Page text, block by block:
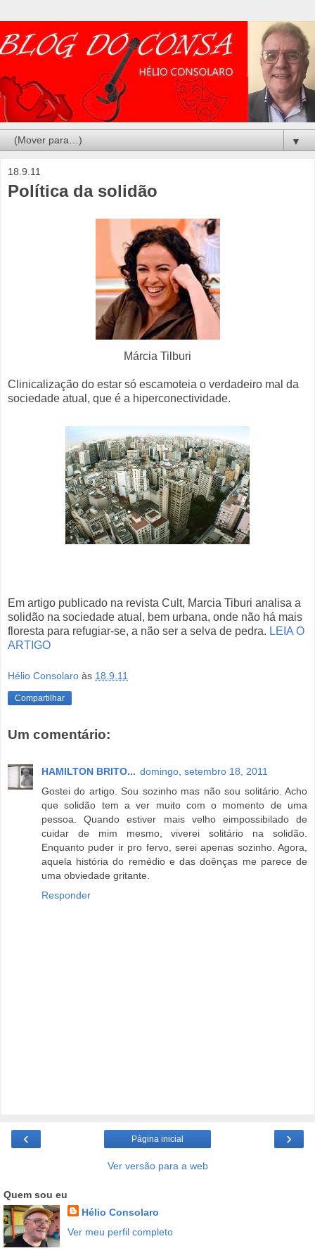
▼
18.9.11
Política da solidão
Márcia Tilburi
Clinicalização do estar só escamoteia o verdadeiro mal da
sociedade atual, que é a hiperconectividade.
Em artigo publicado na revista Cult, Marcia Tiburi analisa a
solidão na sociedade atual, bem urbana, onde não há mais
floresta para refugiar-se, a não ser a selva de pedra. LEIA O
ARTIGO
Hélio Consolaro às 18.9.11
Compartilhar
Um comentário:
HAMILTON BRITO... domingo, setembro 18, 2011
Gostei do artigo. Sou sozinho mas não sou solitário. Acho
que solidão tem a ver muito com o momento de uma
pessoa. Quando estiver mais velho eimpossibilado de
cuidar de mim mesmo, viverei solitário na solidão.
Enquanto puder ir pro fervo, serei apenas sozinho. Agora,
aquela história do remédio e das doênças me parece de
uma obviedade gritante.
Responder
‹ ›
Página inicial
Ver versão para a web
Quem sou eu
Hélio Consolaro
Ver meu perfil completo